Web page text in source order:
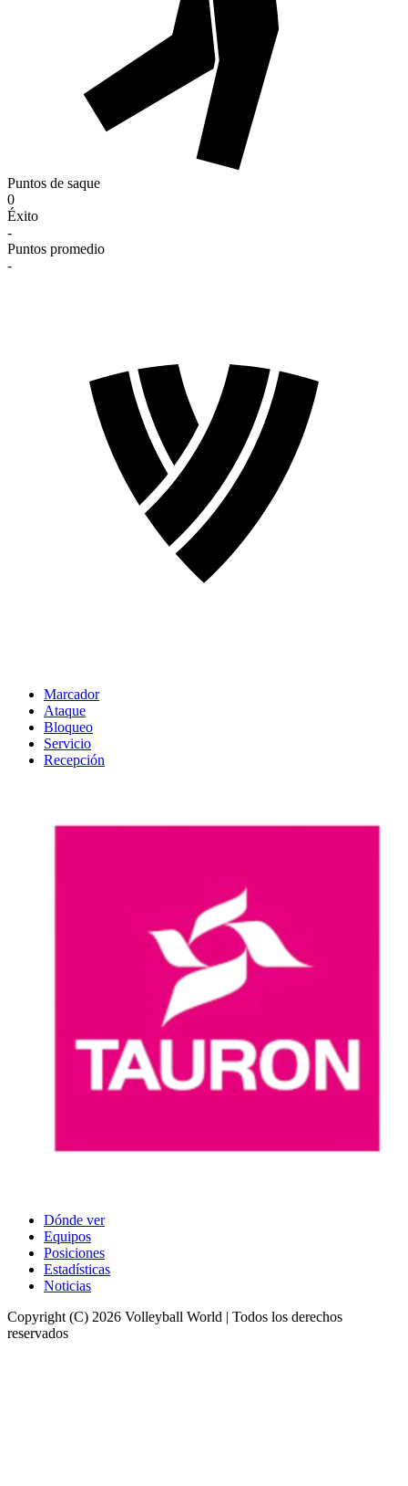
Puntos de saque
0
Éxito
-
Puntos promedio
-
Marcador
Ataque
Bloqueo
Servicio
Recepción
Dónde ver
Equipos
Posiciones
Estadísticas
Noticias
Copyright (C) 2026 Volleyball World | Todos los derechos
reservados